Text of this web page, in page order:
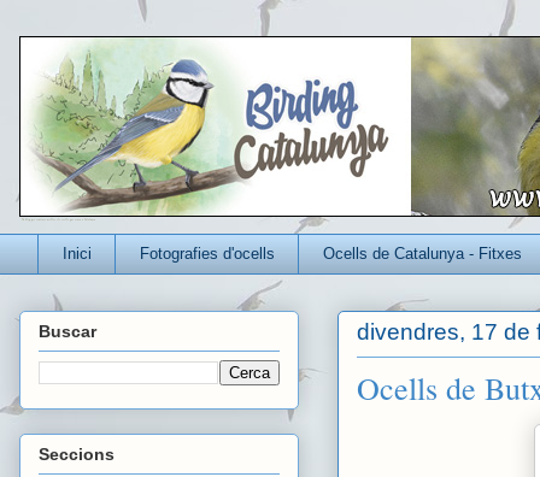
Un blog per conèixer millor els ocells que viuen a Catalunya
Inici Fotografies d'ocells Ocells de Catalunya - Fitxes
divendres, 17 de
Ocells de
Buscar
Seccions